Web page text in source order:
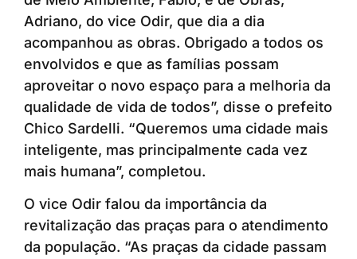
Adriano, do vice Odir, que dia a dia
acompanhou as obras. Obrigado a todos os
envolvidos e que as famílias possam
aproveitar o novo espaço para a melhoria da
qualidade de vida de todos”, disse o prefeito
Chico Sardelli. “Queremos uma cidade mais
inteligente, mas principalmente cada vez
mais humana”, completou.
O vice Odir falou da importância da
revitalização das praças para o atendimento
da população. “As praças da cidade passam